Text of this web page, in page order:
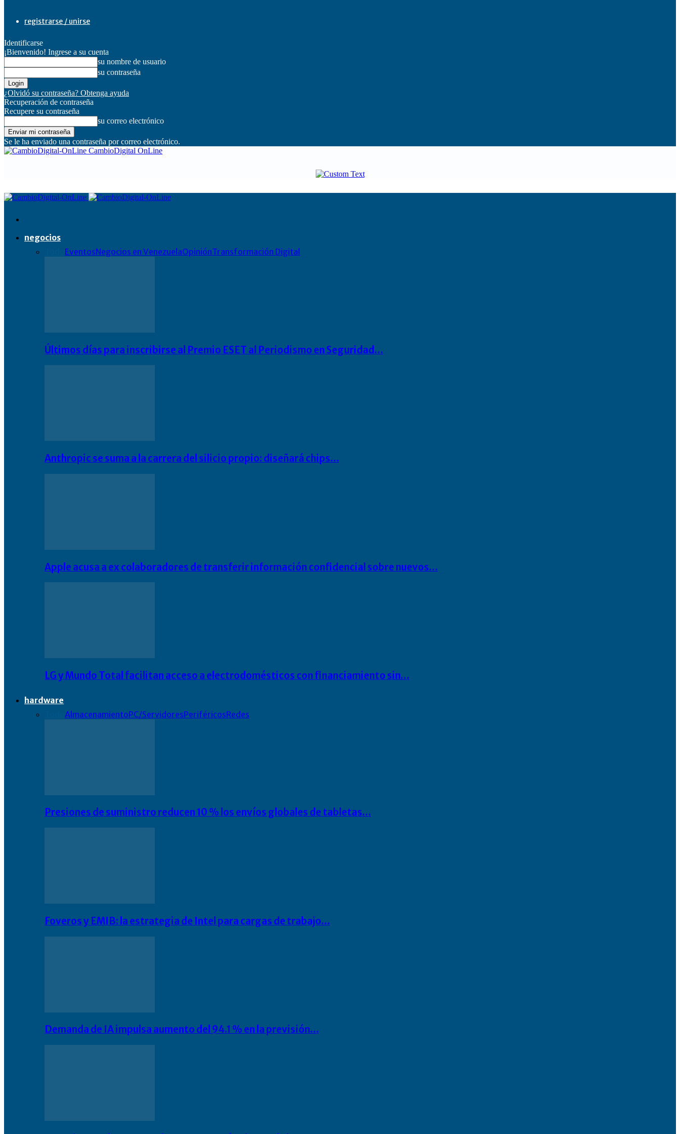
registrarse / unirse
Identificarse
¡Bienvenido! Ingrese a su cuenta
su nombre de usuario
su contraseña
¿Olvidó su contraseña? Obtenga ayuda
Recuperación de contraseña
Recupere su contraseña
su correo electrónico
Se le ha enviado una contraseña por correo electrónico.
CambioDigital OnLine
negocios
EventosNegocios en VenezuelaOpiniónTransformación Digital
Últimos días para inscribirse al Premio ESET al Periodismo en Seguridad…
Anthropic se suma a la carrera del silicio propio: diseñará chips…
Apple acusa a ex colaboradores de transferir información confidencial sobre nuevos…
LG y Mundo Total facilitan acceso a electrodomésticos con financiamiento sin…
hardware
AlmacenamientoPC/ServidoresPeriféricosRedes
Presiones de suministro reducen 10 % los envíos globales de tabletas…
Foveros y EMIB: la estrategia de Intel para cargas de trabajo…
Demanda de IA impulsa aumento del 94.1 % en la previsión…